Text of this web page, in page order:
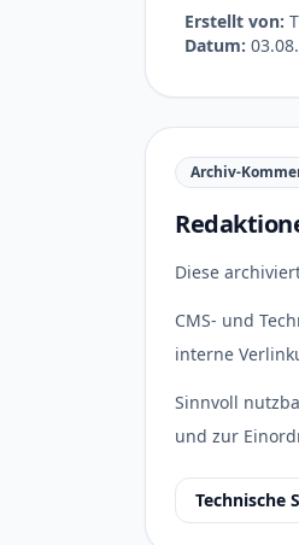
Erstellt von:
Datum:
Archiv-
Diese
CMS- und
interne
Sinnvoll
und zur
Technische